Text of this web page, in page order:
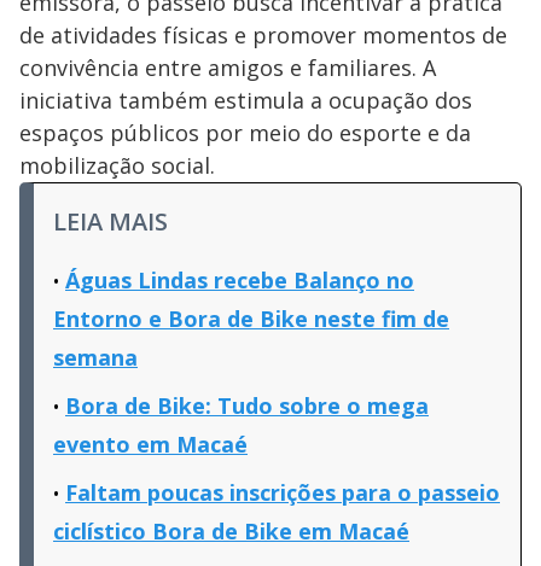
de atividades físicas e promover momentos de
convivência entre amigos e familiares. A
iniciativa também estimula a ocupação dos
espaços públicos por meio do esporte e da
mobilização social.
LEIA MAIS
Águas Lindas recebe Balanço no
Entorno e Bora de Bike neste fim de
semana
Bora de Bike: Tudo sobre o mega
evento em Macaé
Faltam poucas inscrições para o passeio
ciclístico Bora de Bike em Macaé